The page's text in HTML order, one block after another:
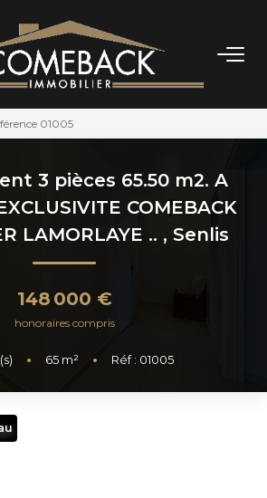
ACHETER
LOUER
ESTIMER
BIENS VENDUS
CONTACT
01005
3 pièces 65.50 m2. A
COMEBACK
LAMORLAYE .. , Senlis
148 000 €
honoraires compris
• 65m² • Réf : 01005